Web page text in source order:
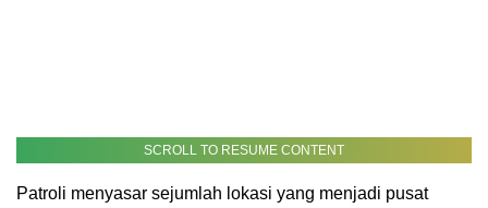
SCROLL TO RESUME CONTENT
Patroli menyasar sejumlah lokasi yang menjadi pusat